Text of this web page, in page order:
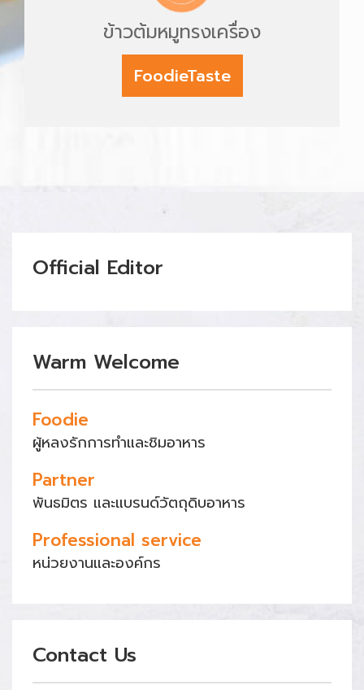
ข้าวต้มหมูทรงเครื่อง
FoodieTaste
Official Editor
Warm Welcome
Foodie
ผู้หลงรักการทำและชิมอาหาร
Partner
พันธมิตร และแบรนด์วัตถุดิบอาหาร
Professional service
หน่วยงานและองค์กร
Contact Us